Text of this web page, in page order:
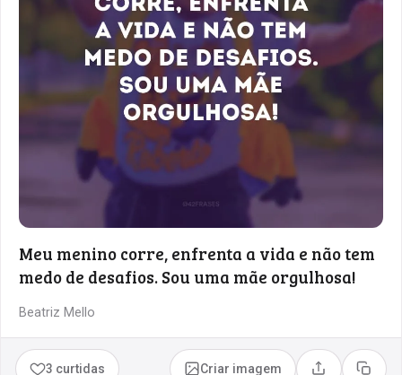
Meu menino corre, enfrenta a vida e não tem
medo de desafios. Sou uma mãe orgulhosa!
Beatriz Mello
3 curtidas Criar imagem